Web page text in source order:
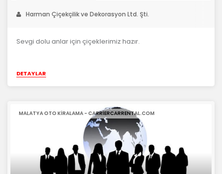
Harman Çiçekçilik ve Dekorasyon Ltd. Şti.
Sevgi dolu anlar için çiçeklerimiz hazır.
DETAYLAR
MALATYA OTO KIRALAMA - CARRIERCARRENTAL.COM